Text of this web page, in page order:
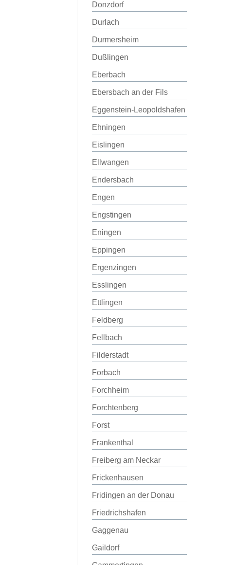
Donzdorf
Durlach
Durmersheim
Dußlingen
Eberbach
Ebersbach an der Fils
Eggenstein-Leopoldshafen
Ehningen
Eislingen
Ellwangen
Endersbach
Engen
Engstingen
Eningen
Eppingen
Ergenzingen
Esslingen
Ettlingen
Feldberg
Fellbach
Filderstadt
Forbach
Forchheim
Forchtenberg
Forst
Frankenthal
Freiberg am Neckar
Frickenhausen
Fridingen an der Donau
Friedrichshafen
Gaggenau
Gaildorf